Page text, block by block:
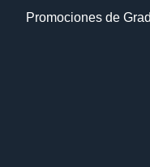
Promociones de